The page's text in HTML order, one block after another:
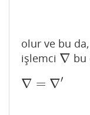
olur ve bu da,
işlemci ∇
∇ bu
∇ = ∇′
∇=∇′